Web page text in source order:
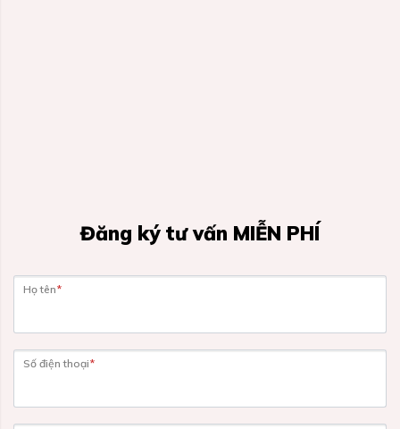
Đăng ký tư vấn MIỄN PHÍ
Họ tên*
Số điện thoại*